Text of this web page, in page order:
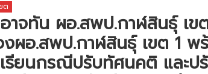
ต
าจทัน ผอ.สพป.กาฬสินธุ์ เข
ผอ.สพป.กาฬสินธุ์ เขต 1
รียนกรณีปรับทัศนคติ และ